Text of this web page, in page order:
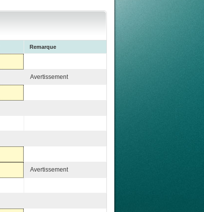
Remarque
Avertissement
Avertissement